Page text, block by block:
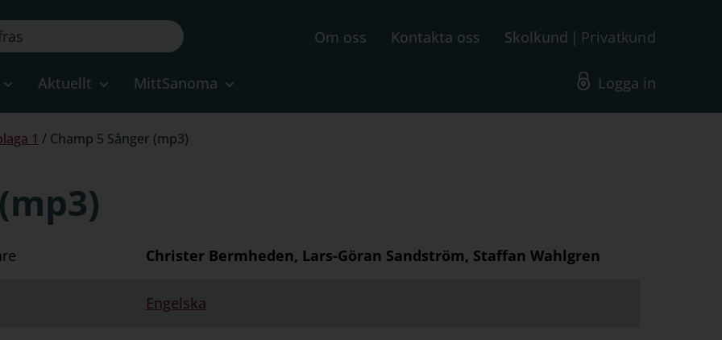
Om oss Kontakta oss Skolkund Privatkund
Aktuellt MittSanoma Logga in
1 / Champ 5 Sånger (mp3)
Christer Bermheden, Lars-Göran Sandström, Staffan Wahlgren
Engelska